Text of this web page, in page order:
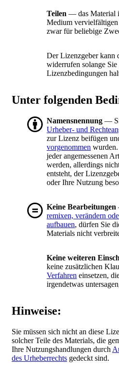
Teilen — das Material
Medium
zwar für beliebige
Der Lizenzgeber kann
widerrufen solange Sie
Lizenzbedingungen
Unter folgenden
Namensnennung —
Urheber- und
zur Lizenz beifügen
vorgenommen
jeder angemessenen
werden, allerdings
entsteht, der
oder Ihre Nutzung
Keine Bearbeitungen
remixen, verändern
aufbauen, dürfen Sie
Materials nicht
Keine weiteren
keine zusätzlichen
Verfahren einsetzen,
irgendetwas
Hinweise:
Sie müssen sich nicht an diese
solcher Teile des Materials, die
Ihre Nutzungshandlungen durch
des Urheberrechts gedeckt sind.